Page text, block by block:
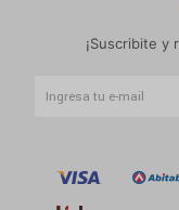
¡Suscribite y